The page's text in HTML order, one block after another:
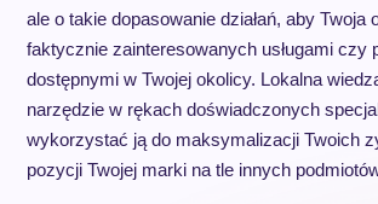
ale o takie dopasowanie działań, aby Twoja
faktycznie zainteresowanych usługami czy
dostępnymi w Twojej okolicy. Lokalna
narzędzie w rękach doświadczonych
wykorzystać ją do maksymalizacji Twoich
pozycji Twojej marki na tle innych